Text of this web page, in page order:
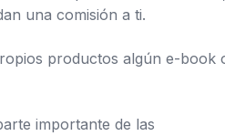
una comisión a ti.
productos algún e-book
importante de las